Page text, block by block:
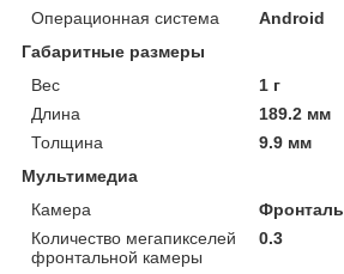
Операционная система
Android
Габаритные размеры
Вес
1 г
Длина
189.2 мм
Толщина
9.9 мм
Мультимедиа
Камера
Количество мегапикселей
фронтальной камеры
0.3